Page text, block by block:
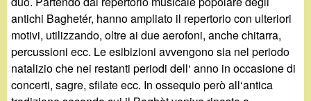
antichi Baghetér, hanno ampliato il repertorio con ulteriori
motivi, utilizzando, oltre ai due aerofoni, anche chitarra,
percussioni ecc. Le esibizioni avvengono sia nel periodo
natalizio che nei restanti periodi dell‘ anno in occasione di
concerti, sagre, sfilate ecc. In ossequio però all‘antica